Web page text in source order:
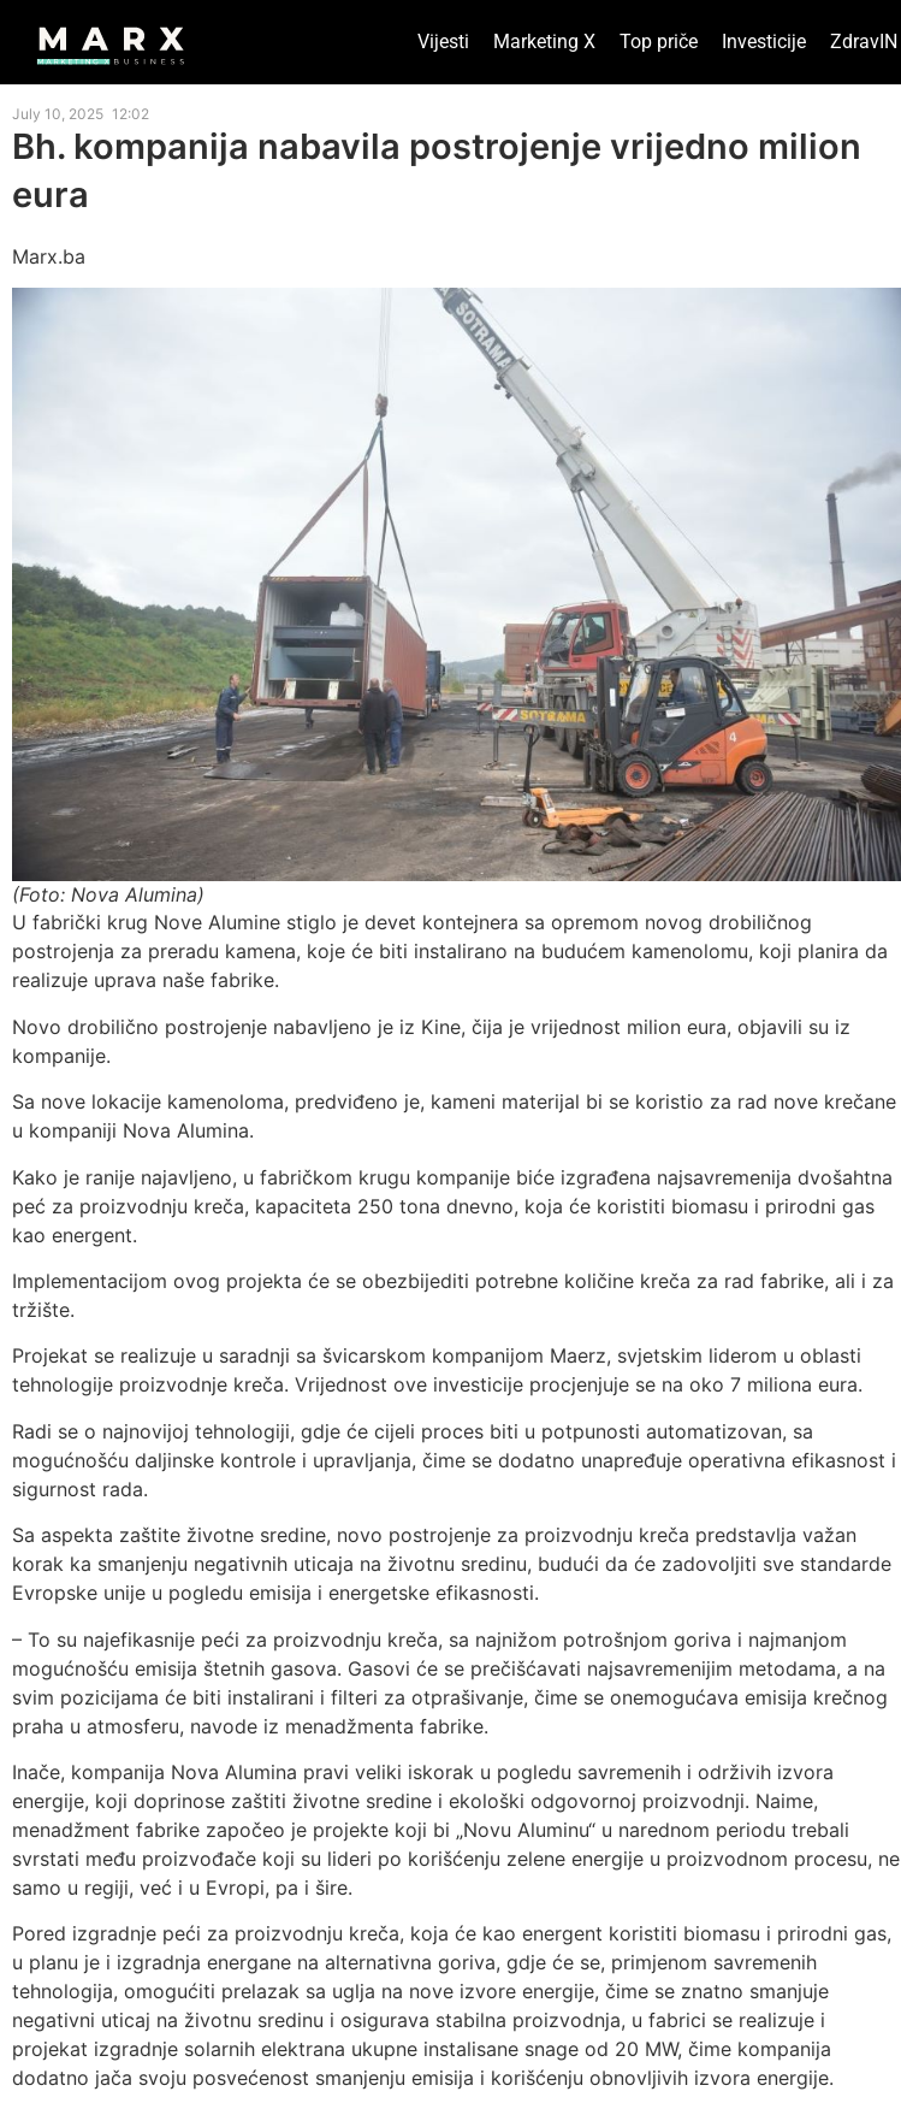
Vijesti Marketing X Top priče Investicije ZdravIN
July 10, 2025 12:02
Bh. kompanija nabavila postrojenje vrijedno milion
eura
Marx.ba
(Foto: Nova Alumina)
U fabrički krug Nove Alumine stiglo je devet kontejnera sa opremom novog drobiličnog
postrojenja za preradu kamena, koje će biti instalirano na budućem kamenolomu, koji planira da
realizuje uprava naše fabrike.
Novo drobilično postrojenje nabavljeno je iz Kine, čija je vrijednost milion eura, objavili su iz
kompanije.
Sa nove lokacije kamenoloma, predviđeno je, kameni materijal bi se koristio za rad nove krečane
u kompaniji Nova Alumina.
Kako je ranije najavljeno, u fabričkom krugu kompanije biće izgrađena najsavremenija dvošahtna
peć za proizvodnju kreča, kapaciteta 250 tona dnevno, koja će koristiti biomasu i prirodni gas
kao energent.
Implementacijom ovog projekta će se obezbijediti potrebne količine kreča za rad fabrike, ali i za
tržište.
Projekat se realizuje u saradnji sa švicarskom kompanijom Maerz, svjetskim liderom u oblasti
tehnologije proizvodnje kreča. Vrijednost ove investicije procjenjuje se na oko 7 miliona eura.
Radi se o najnovijoj tehnologiji, gdje će cijeli proces biti u potpunosti automatizovan, sa
mogućnošću daljinske kontrole i upravljanja, čime se dodatno unapređuje operativna efikasnost i
sigurnost rada.
Sa aspekta zaštite životne sredine, novo postrojenje za proizvodnju kreča predstavlja važan
korak ka smanjenju negativnih uticaja na životnu sredinu, budući da će zadovoljiti sve standarde
Evropske unije u pogledu emisija i energetske efikasnosti.
– To su najefikasnije peći za proizvodnju kreča, sa najnižom potrošnjom goriva i najmanjom
mogućnošću emisija štetnih gasova. Gasovi će se prečišćavati najsavremenijim metodama, a na
svim pozicijama će biti instalirani i filteri za otprašivanje, čime se onemogućava emisija krečnog
praha u atmosferu, navode iz menadžmenta fabrike.
Inače, kompanija Nova Alumina pravi veliki iskorak u pogledu savremenih i održivih izvora
energije, koji doprinose zaštiti životne sredine i ekološki odgovornoj proizvodnji. Naime,
menadžment fabrike započeo je projekte koji bi „Novu Aluminu“ u narednom periodu trebali
svrstati među proizvođače koji su lideri po korišćenju zelene energije u proizvodnom procesu, ne
samo u regiji, već i u Evropi, pa i šire.
Pored izgradnje peći za proizvodnju kreča, koja će kao energent koristiti biomasu i prirodni gas,
u planu je i izgradnja energane na alternativna goriva, gdje će se, primjenom savremenih
tehnologija, omogućiti prelazak sa uglja na nove izvore energije, čime se znatno smanjuje
negativni uticaj na životnu sredinu i osigurava stabilna proizvodnja, u fabrici se realizuje i
projekat izgradnje solarnih elektrana ukupne instalisane snage od 20 MW, čime kompanija
dodatno jača svoju posvećenost smanjenju emisija i korišćenju obnovljivih izvora energije.